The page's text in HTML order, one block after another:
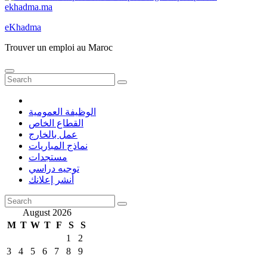
eKhadma
Trouver un emploi au Maroc
الوظيفة العمومية
القطاع الخاص
عمل بالخارج
نماذج المباريات
مستجدات
توجيه دراسي
أنشر إعلانك
August 2026
M T W T F S
S
1
2
3
4 5 6 7 8
9